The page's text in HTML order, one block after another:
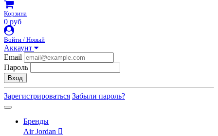
Корзина
0 руб
Войти / Новый
Аккаунт
Email
Пароль
Вход
Зарегистрироваться Забыли пароль?
Бренды
Air Jordan